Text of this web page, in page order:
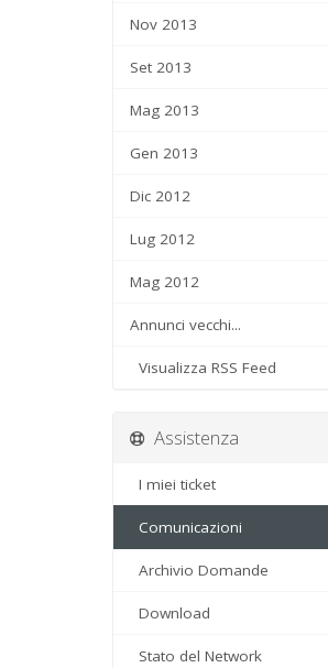
Nov 2013
Set 2013
Mag 2013
Gen 2013
Dic 2012
Lug 2012
Mag 2012
Annunci vecchi...
Visualizza RSS Feed
Assistenza
I miei ticket
Comunicazioni
Archivio Domande
Download
Stato del Network